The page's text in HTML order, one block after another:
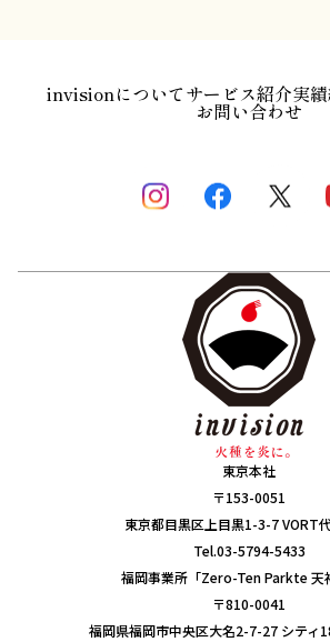
invisionについてサービス紹介実
お問い合わせ
東京本社
〒153-0051
東京都目黒区上目黒1-3-7 VORT
Tel.03-5794-5433
福岡事業所「Zero-Ten Parkte 天
〒810-0041
福岡県福岡市中央区大名2-7-27 シティ